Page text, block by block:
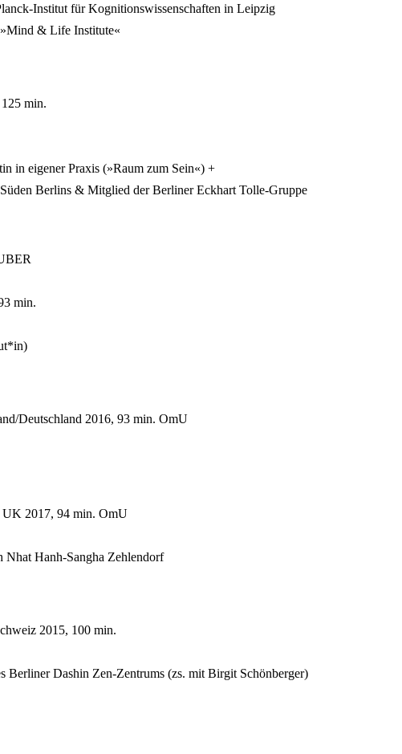
Institut für Kognitionswissenschaften in Leipzig
& Life Institute«
min.
in eigener Praxis (»Raum zum Sein«) +
Berlins & Mitglied der Berliner Eckhart Tolle-Gruppe
min.
Deutschland 2016, 93 min. OmU
UK 2017, 94 min. OmU
Hanh-Sangha Zehlendorf
2015, 100 min.
Dashin Zen-Zentrums (zs. mit Birgit Schönberger)